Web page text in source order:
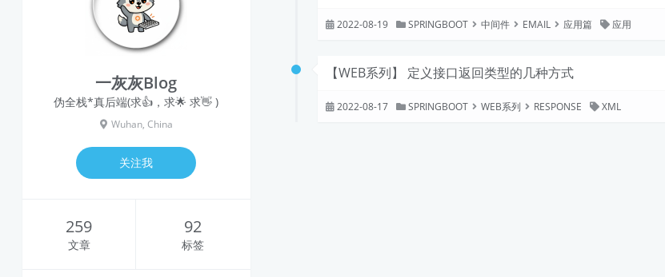
一灰灰Blog
伪全栈*真后端(求👍，求🌟 求👋 )
Wuhan, China
关注我
259
文章
92
标签
2022-08-19 SPRINGBOOT 中间件 EMAIL 应用篇 应用
【WEB系列】 定义接口返回类型的几种方式
2022-08-17 SPRINGBOOT WEB系列 RESPONSE XML